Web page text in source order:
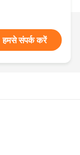
हमसे संपर्क करें